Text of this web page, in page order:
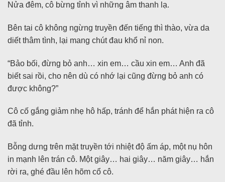
Nửa đêm, cô bừng tỉnh vì những âm thanh lạ.
Bên tai cô không ngừng truyền đến tiếng thì thào, vừa da
diết thâm tình, lại mang chút đau khổ nỉ non.
“Bảo bối, đừng bỏ anh… xin em… cầu xin em… Anh đã
biết sai rồi, cho nên dù có nhớ lại cũng đừng bỏ anh có
được không?”
Cô cố gắng giảm nhẹ hô hấp, tránh để hắn phát hiện ra cô
đã tỉnh.
Bỗng dưng trên mặt truyền tới nhiệt độ ấm áp, một nụ hôn
in mạnh lên trán cô. Một giây… hai giây… năm giây… hắn
rời ra, ghé đầu lên hõm cổ cô.